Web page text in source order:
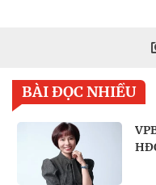
BÀI ĐỌC NHIỀU